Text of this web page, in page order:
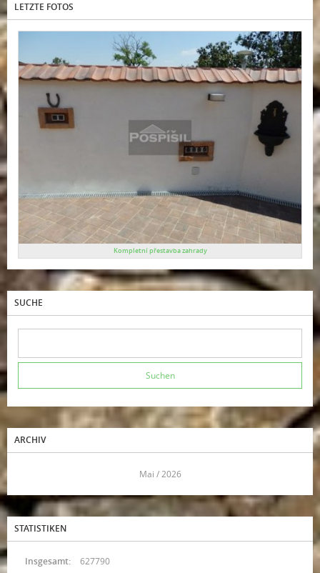
LETZTE FOTOS
Kompletní přestavba zahrady
SUCHE
ARCHIV
Mai / 2026
STATISTIKEN
Insgesamt: 627790